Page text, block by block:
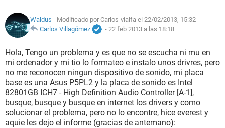
Waldus - Modificado por Carlos-vialfa el 22/02/2013, 15:32
Carlos Villagómez
- 22 feb 2013 a las 18:18
Hola, Tengo un problema y es que no se escucha ni mu en
mi ordenador y mi tio lo formateo e instalo unos drivres, pero
no me reconocen ningun dispositivo de sonido, mi placa
base es una Asus P5PL2 y la placa de sonido es Intel
82801GB ICH7 - High Definition Audio Controller [A-1],
busque, busque y busque en internet los drivers y como
solucionar el problema, pero no lo encontre, hice everest y
aquie les dejo el informe (gracias de antemano):